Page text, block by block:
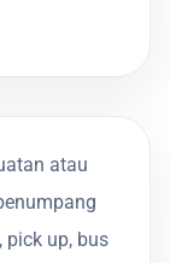
atau
pick up, bus